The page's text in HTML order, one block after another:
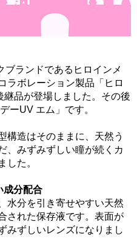
ブランドであるヒロインメ
ラボレーション製品「ヒロ
品が登場しました。その後
ーUV エム」です。
構造はそのままに、天然う
、みずみずしい瞳が続くカ
した。
成分配合
水分を引き寄せやすい天然
された保存液です。表面が
みずしいレンズになりまし